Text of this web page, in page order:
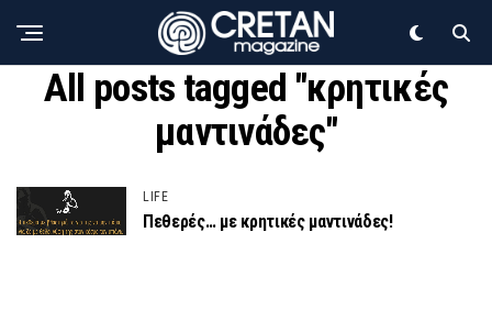
All posts tagged "κρητικές
μαντινάδες"
LIFE
Πεθερές… με κρητικές μαντινάδες!